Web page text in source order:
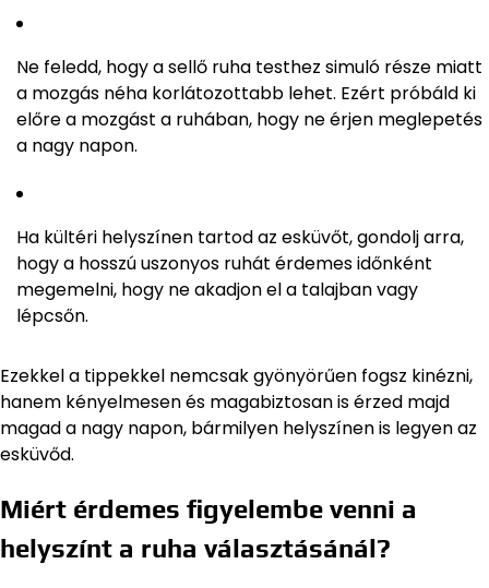
Ne feledd, hogy a sellő ruha testhez simuló része miatt
a mozgás néha korlátozottabb lehet. Ezért próbáld ki
előre a mozgást a ruhában, hogy ne érjen meglepetés
a nagy napon.
Ha kültéri helyszínen tartod az esküvőt, gondolj arra,
hogy a hosszú uszonyos ruhát érdemes időnként
megemelni, hogy ne akadjon el a talajban vagy
lépcsőn.
Ezekkel a tippekkel nemcsak gyönyörűen fogsz kinézni,
hanem kényelmesen és magabiztosan is érzed majd
magad a nagy napon, bármilyen helyszínen is legyen az
esküvőd.
Miért érdemes figyelembe venni a
helyszínt a ruha választásánál?